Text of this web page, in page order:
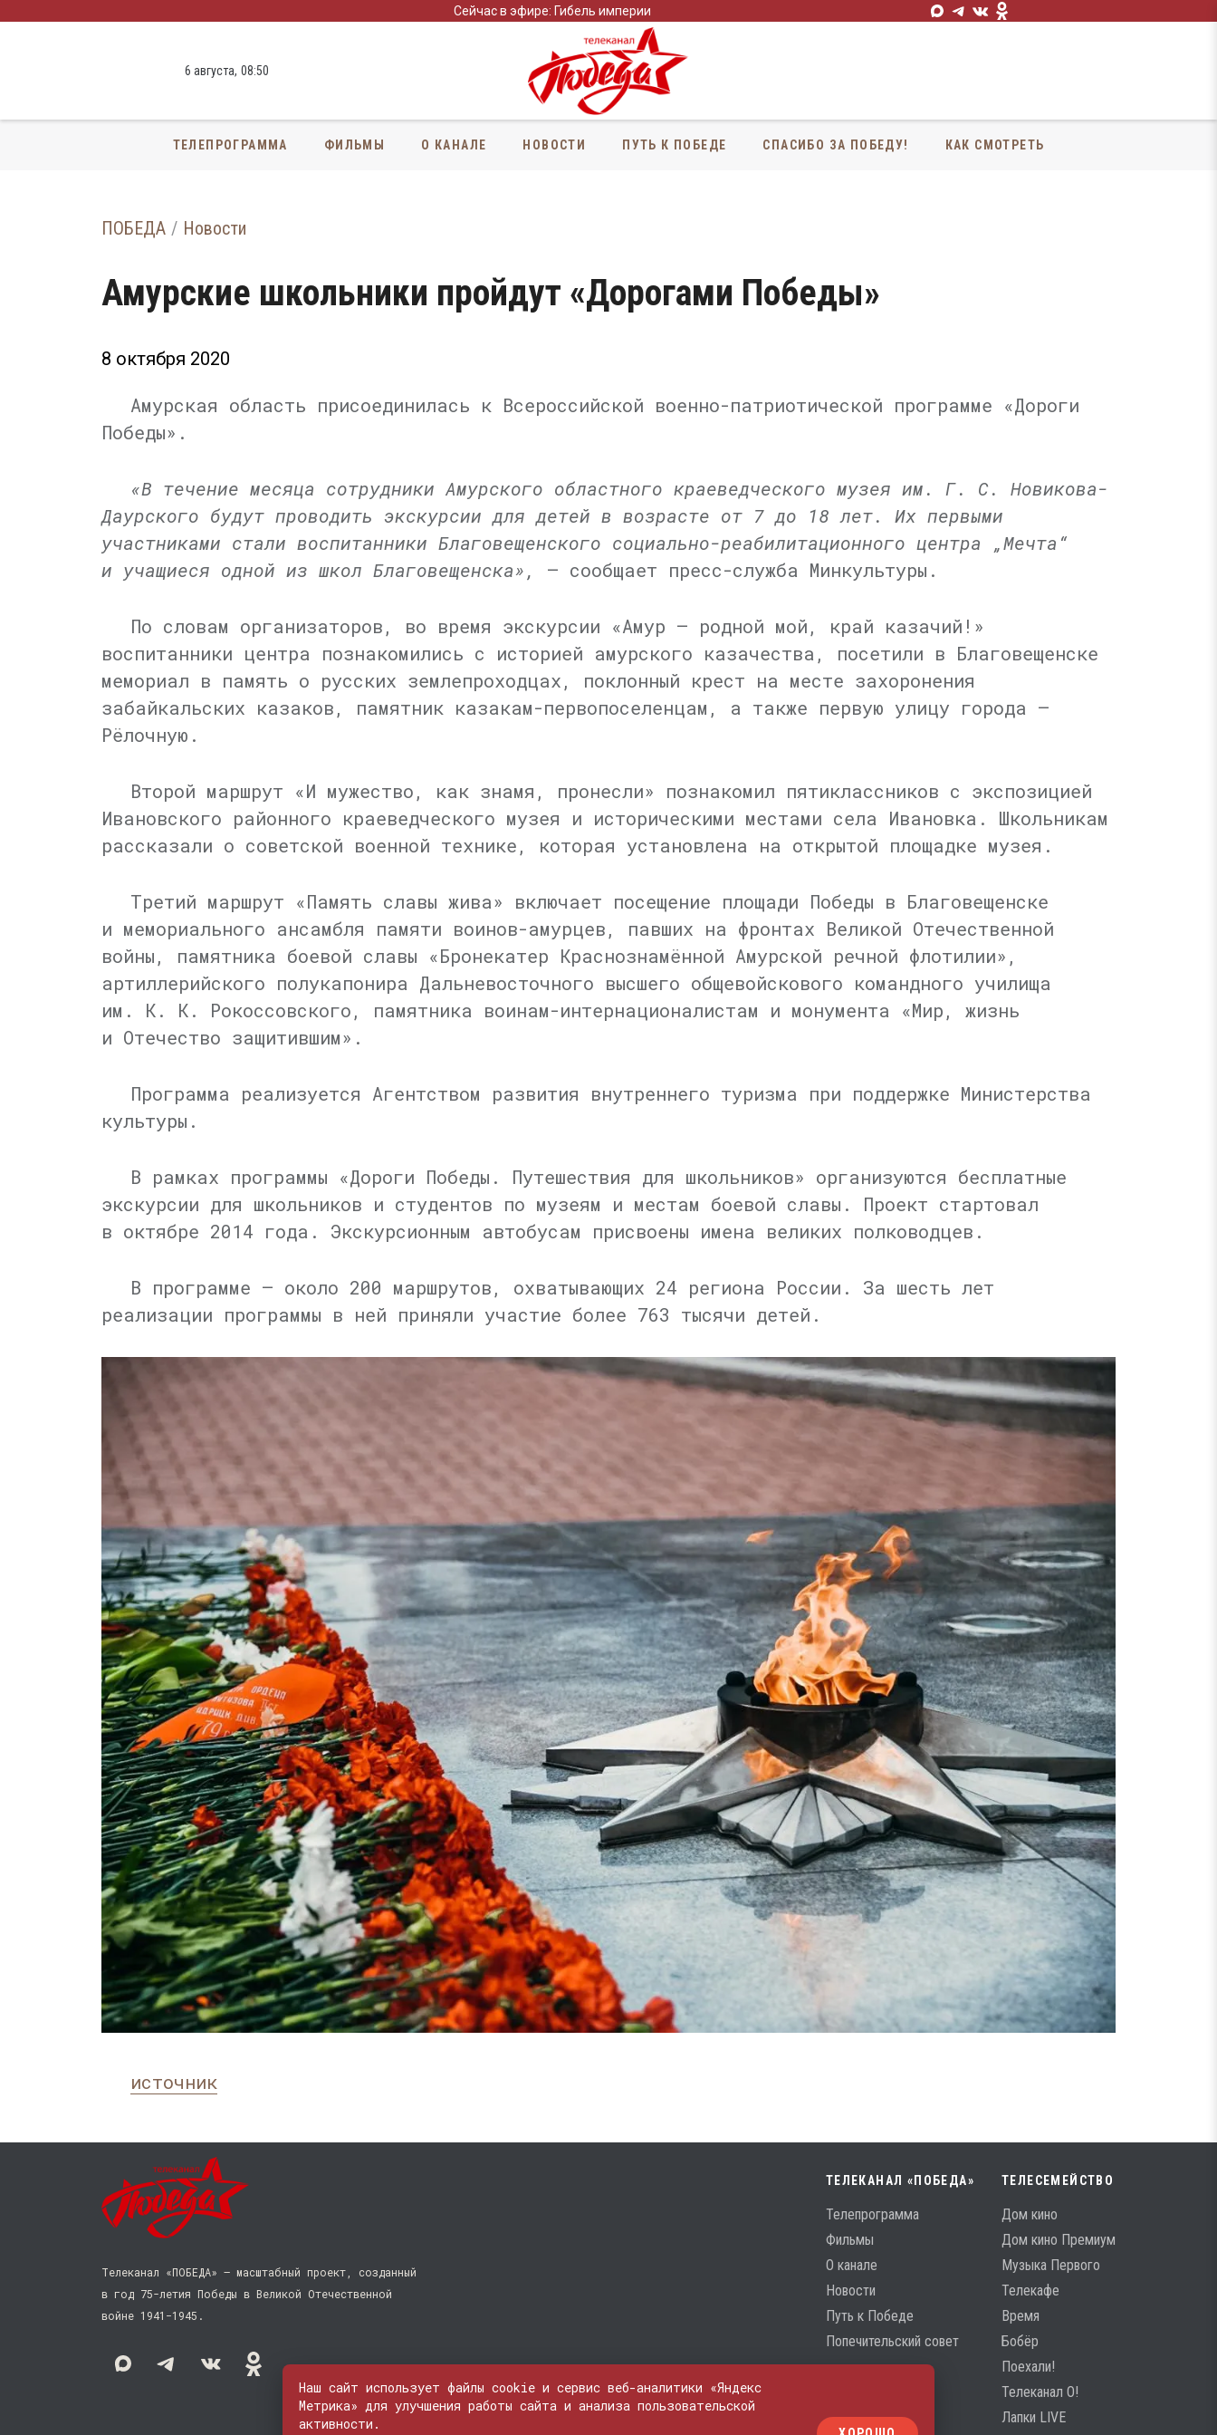
Сейчас в эфире: Гибель империи
6 августа, 08:50
ТЕЛЕПРОГРАММА ФИЛЬМЫ О КАНАЛЕ НОВОСТИ ПУТЬ К ПОБЕДЕ СПАСИБО ЗА ПОБЕДУ! КАК СМОТРЕТЬ
ПОБЕДА Новости
Амурские школьники пройдут «Дорогами Победы»
8 октября 2020
Амурская область присоединилась к Всероссийской военно-патриотической программе «Дороги
Победы».
«В течение месяца сотрудники Амурского областного краеведческого музея им. Г. С. Новикова-
Даурского будут проводить экскурсии для детей в возрасте от 7 до 18 лет. Их первыми
участниками стали воспитанники Благовещенского социально-реабилитационного центра „Мечта“
и учащиеся одной из школ Благовещенска», — сообщает пресс-служба Минкультуры.
По словам организаторов, во время экскурсии «Амур — родной мой, край казачий!»
воспитанники центра познакомились с историей амурского казачества, посетили в Благовещенске
мемориал в память о русских землепроходцах, поклонный крест на месте захоронения
забайкальских казаков, памятник казакам-первопоселенцам, а также первую улицу города —
Рёлочную.
Второй маршрут «И мужество, как знамя, пронесли» познакомил пятиклассников с экспозицией
Ивановского районного краеведческого музея и историческими местами села Ивановка. Школьникам
рассказали о советской военной технике, которая установлена на открытой площадке музея.
Третий маршрут «Память славы жива» включает посещение площади Победы в Благовещенске
и мемориального ансамбля памяти воинов-амурцев, павших на фронтах Великой Отечественной
войны, памятника боевой славы «Бронекатер Краснознамённой Амурской речной флотилии»,
артиллерийского полукапонира Дальневосточного высшего общевойскового командного училища
им. К. К. Рокоссовского, памятника воинам-интернационалистам и монумента «Мир, жизнь
и Отечество защитившим».
Программа реализуется Агентством развития внутреннего туризма при поддержке Министерства
культуры.
В рамках программы «Дороги Победы. Путешествия для школьников» организуются бесплатные
экскурсии для школьников и студентов по музеям и местам боевой славы. Проект стартовал
в октябре 2014 года. Экскурсионным автобусам присвоены имена великих полководцев.
В программе — около 200 маршрутов, охватывающих 24 региона России. За шесть лет
реализации программы в ней приняли участие более 763 тысячи детей.
источник
Телеканал «ПОБЕДА» — масштабный проект, созданный
в год 75-летия Победы в Великой Отечественной
войне 1941−1945.
ТЕЛЕКАНАЛ «ПОБЕДА»
Телепрограмма
Фильмы
О канале
Новости
Путь к Победе
Попечительский совет
ТЕЛЕСЕМЕЙСТВО
Дом кино
Дом кино Премиум
Музыка Первого
Телекафе
Время
Бобёр
Поехали!
Телеканал О!
Лапки LIVE
Наш сайт использует файлы cookie и сервис веб-аналитики «Яндекс
Метрика» для улучшения работы сайта и анализа пользовательской
активности.